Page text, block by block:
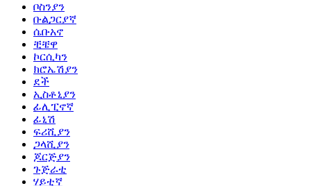
ቦስንያን
ቡልጋርያኛ
ሴቡአኖ
ቺቼዋ
ኮርሲካን
ክሮኤሽያን
ደች
ኢስቶኒያን
ፊሊፒኖኛ
ፊኒሽ
ፍሪሺያን
ጋላሺያን
ጆርጅያን
ጉጅራቲ
ሃይቲኛ